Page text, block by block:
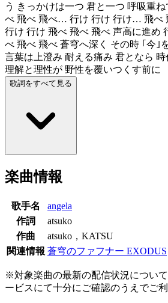
う きっかけは一つ 君と一つ 呼吸重
べ 飛べ 飛べ… 行け 行け 行け… 飛べ
行け 行け 飛べ 飛べ 飛べ 声高に進め
べ 飛べ 飛べ 蒼穹へ深く その時 ｢今｣
言葉は上澄み 耐える痛み 君となら
理解と理性が 野性を覆いつくす前に
歌詞をすべて見る
楽曲情報
歌手名
angela
作詞
atsuko
作曲
atsuko，KATSU
関連情報 蒼穹のファフナー EXODUS
※対象楽曲の最新の配信状況につい
ービスにて十分にご確認のうえでご利